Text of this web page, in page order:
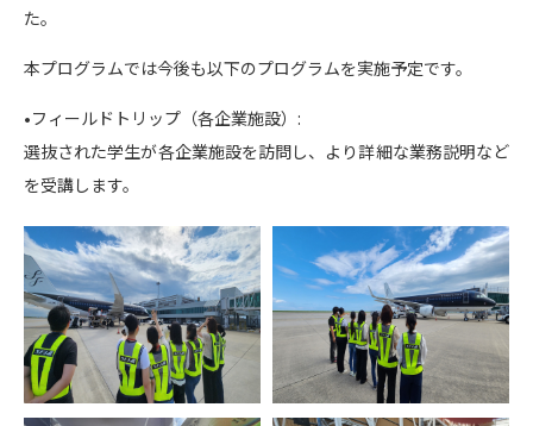
た。
本プログラムでは今後も以下のプログラムを実施予定です。
•フィールドトリップ（各企業施設）:
選抜された学生が各企業施設を訪問し、より詳細な業務説明など
を受講します。